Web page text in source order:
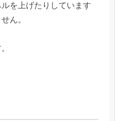
を上げたりしています
ん。